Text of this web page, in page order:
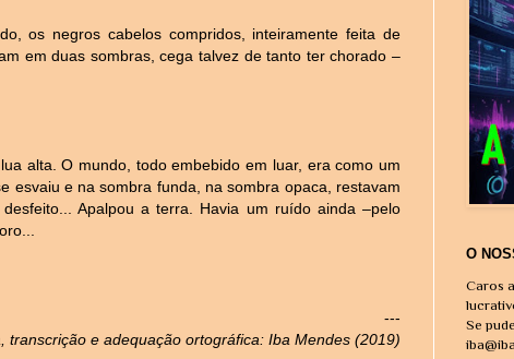
os negros cabelos compridos, inteiramente feita de
em duas sombras, cega talvez de tanto ter chorado –
alta. O mundo, todo embebido em luar, era como um
esvaiu e na sombra funda, na sombra opaca, restavam
Apalpou a terra. Havia um ruído ainda –pelo
---
transcrição e adequação ortográfica: Iba Mendes (2019)
O
Caros
Se